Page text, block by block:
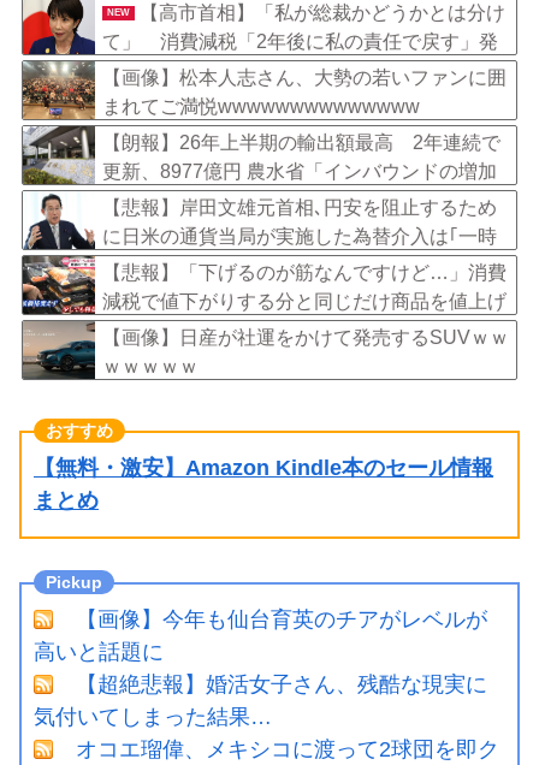
NEW
【高市首相】「私が総裁かどうかとは分け
て」 消費減税「2年後に私の責任で戻す」発
言を説明
【画像】松本人志さん、大勢の若いファンに囲
まれてご満悦wwwwwwwwwwwwww
【朗報】26年上半期の輸出額最高 2年連続で
更新、8977億円 農水省「インバウンドの増加
に伴い、日本食の認知度が向上」
【悲報】岸田文雄元首相､円安を阻止するため
に日米の通貨当局が実施した為替介入は｢一時
しのぎに過ぎない｣との認識を示す
【悲報】「下げるのが筋なんですけど…」消費
減税で値下がりする分と同じだけ商品を値上げ
して店頭価格を変えない店も…
【画像】日産が社運をかけて発売するSUVｗｗ
ｗｗｗｗｗ
【無料・激安】Amazon Kindle本のセール情報
まとめ
【画像】今年も仙台育英のチアがレベルが
高いと話題に
【超絶悲報】婚活女子さん、残酷な現実に
気付いてしまった結果…
オコエ瑠偉、メキシコに渡って2球団を即ク